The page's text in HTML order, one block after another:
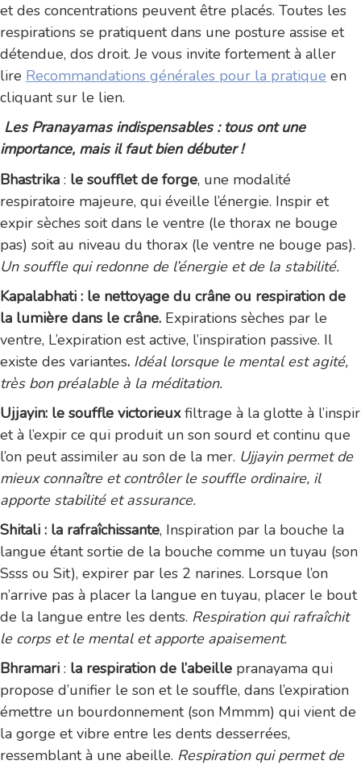
et des concentrations peuvent être placés. Toutes les
respirations se pratiquent dans une posture assise et
détendue, dos droit. Je vous invite fortement à aller
lire Recommandations générales pour la pratique en
cliquant sur le lien.
Les Pranayamas indispensables : tous ont une
importance, mais il faut bien débuter !
Bhastrika : le soufflet de forge, une modalité
respiratoire majeure, qui éveille l’énergie. Inspir et
expir sèches soit dans le ventre (le thorax ne bouge
pas) soit au niveau du thorax (le ventre ne bouge pas).
Un souffle qui redonne de l’énergie et de la stabilité.
Kapalabhati : le nettoyage du crâne ou respiration de
la lumière dans le crâne. Expirations sèches par le
ventre, L’expiration est active, l’inspiration passive. Il
existe des variantes. Idéal lorsque le mental est agité,
très bon préalable à la méditation.
Ujjayin: le souffle victorieuxfiltrage à la glotte à l’inspir
et à l’expir ce qui produit un son sourd et continu que
l’on peut assimiler au son de la mer. Ujjayin permet de
mieux connaître et contrôler le souffle ordinaire, il
apporte stabilité et assurance.
Shitali : la rafraîchissante, Inspiration par la bouche la
langue étant sortie de la bouche comme un tuyau (son
Ssss ou Sit), expirer par les 2 narines. Lorsque l’on
n’arrive pas à placer la langue en tuyau, placer le bout
de la langue entre les dents. Respiration qui rafraîchit
le corps et le mental et apporte apaisement.
Bhramari : la respiration de l’abeille pranayama qui
propose d’unifier le son et le souffle, dans l’expiration
émettre un bourdonnement (son Mmmm) qui vient de
la gorge et vibre entre les dents desserrées,
ressemblant à une abeille. Respiration qui permet de